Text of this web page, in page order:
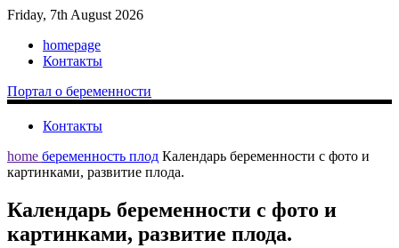
Friday, 7th August 2026
homepage
Контакты
Портал о беременности
Контакты
home беременность плод Календарь беременности с фото и
картинками, развитие плода.
Календарь беременности с фото и
картинками, развитие плода.